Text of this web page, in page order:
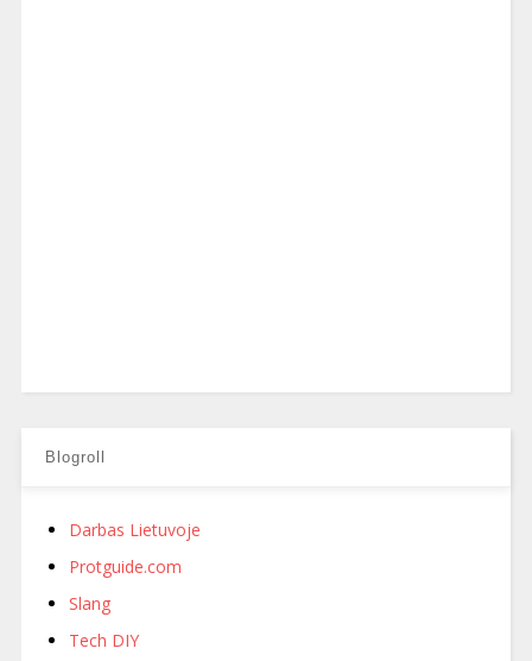
Blogroll
Darbas Lietuvoje
Protguide.com
Slang
Tech DIY